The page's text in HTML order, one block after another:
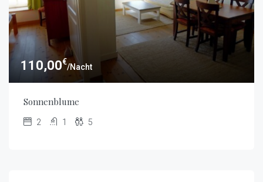
110,00€
/Nacht
Sonnenblume
2 1 5